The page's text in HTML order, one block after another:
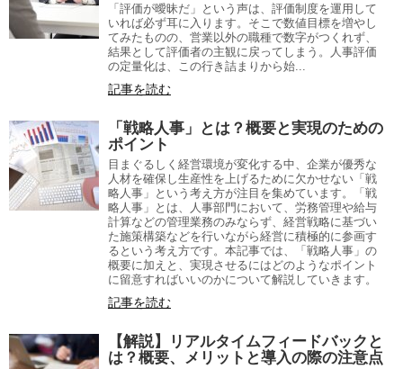
「評価が曖昧だ」という声は、評価制度を運用して
いれば必ず耳に入ります。そこで数値目標を増やし
てみたものの、営業以外の職種で数字がつくれず、
結果として評価者の主観に戻ってしまう。人事評価
の定量化は、この行き詰まりから始...
記事を読む
「戦略人事」とは？概要と実現のための
ポイント
目まぐるしく経営環境が変化する中、企業が優秀な
人材を確保し生産性を上げるために欠かせない「戦
略人事」という考え方が注目を集めています。「戦
略人事」とは、人事部門において、労務管理や給与
計算などの管理業務のみならず、経営戦略に基づい
た施策構築などを行いながら経営に積極的に参画す
るという考え方です。本記事では、「戦略人事」の
概要に加えと、実現させるにはどのようなポイント
に留意すればいいのかについて解説していきます。
記事を読む
【解説】リアルタイムフィードバックと
は？概要、メリットと導入の際の注意点